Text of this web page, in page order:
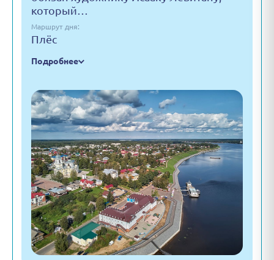
который…
Маршрут дня:
Плёс
Подробнее